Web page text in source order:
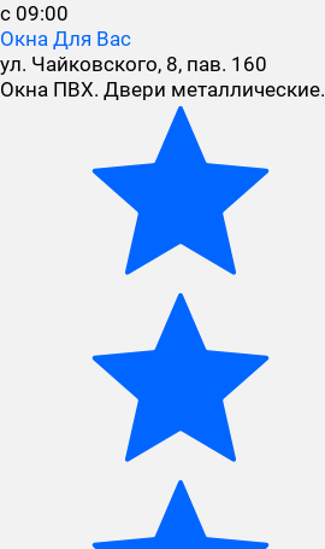
с 09:00
Окна Для Вас
ул. Чайковского, 8, пав. 160
Окна ПВХ. Двери металлические.